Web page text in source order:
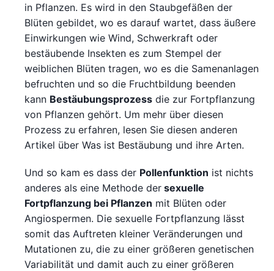
in Pflanzen. Es wird in den Staubgefäßen der
Blüten gebildet, wo es darauf wartet, dass äußere
Einwirkungen wie Wind, Schwerkraft oder
bestäubende Insekten es zum Stempel der
weiblichen Blüten tragen, wo es die Samenanlagen
befruchten und so die Fruchtbildung beenden
kann Bestäubungsprozess die zur Fortpflanzung
von Pflanzen gehört. Um mehr über diesen
Prozess zu erfahren, lesen Sie diesen anderen
Artikel über Was ist Bestäubung und ihre Arten.
Und so kam es dass der Pollenfunktion ist nichts
anderes als eine Methode der sexuelle
Fortpflanzung bei Pflanzen mit Blüten oder
Angiospermen. Die sexuelle Fortpflanzung lässt
somit das Auftreten kleiner Veränderungen und
Mutationen zu, die zu einer größeren genetischen
Variabilität und damit auch zu einer größeren